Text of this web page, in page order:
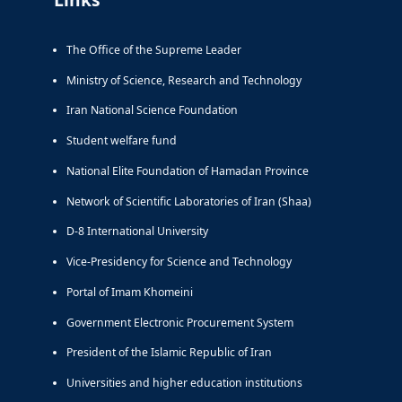
The Office of the Supreme Leader
Ministry of Science, Research and Technology
Iran National Science Foundation
Student welfare fund
National Elite Foundation of Hamadan Province
Network of Scientific Laboratories of Iran (Shaa)
D-8 International University
Vice-Presidency for Science and Technology
Portal of Imam Khomeini
Government Electronic Procurement System
President of the Islamic Republic of Iran
Universities and higher education institutions